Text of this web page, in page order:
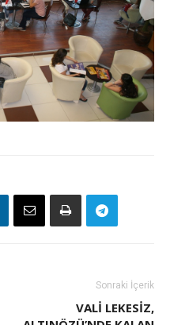
Sonraki İçerik
VALI LEKESIZ,